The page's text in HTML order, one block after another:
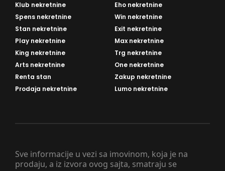
Sve informacije u vezi sa imovinom, koja je na
prodaju, a iz izvora ovog sajta, smatraju se
Klub nekretnine
Eho nekretnine
Spens nekretnine
Win nekretnine
Stan nekretnine
Exit nekretnine
Play nekretnine
Max nekretnine
King nekretnine
Trg nekretnine
Arts nekretnine
One nekretnine
Renta stan
Zakup nekretnine
Prodaja nekretnine
Lumo nekretnine